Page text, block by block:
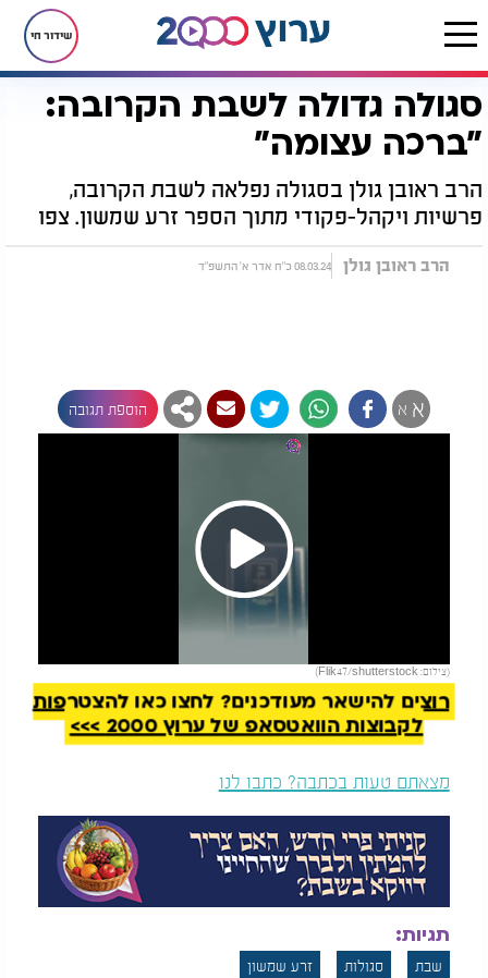
שידור חי
דף הבית יהדות לקראת שבת סגולות לשבת סגולה גדולה לשבת הקרובה: "ברכה עצומה"
סגולה גדולה לשבת הקרובה:
"ברכה עצומה"
הרב ראובן גולן בסגולה נפלאה לשבת הקרובה,
פרשיות ויקהל-פקודי מתוך הספר זרע שמשון. צפו
הרב ראובן גולן 08.03.24 כ"ח אדר א' התשפ"ד
א א הוספת תגובה
Play
Video
(צילום: Flik47/shutterstock)
להמשך קריאה
רוצים להישאר מעודכנים? לחצו כאן להצטרפות
לקבוצות הוואטסאפ של ערוץ 2000 >>>
מצאתם טעות בכתבה? כתבו לנו
תגיות:
שבת סגולות זרע שמשון